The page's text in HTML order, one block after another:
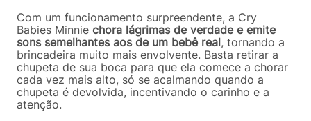
Com um funcionamento surpreendente, a Cry
Babies Minnie chora lágrimas de verdade e emite
sons semelhantes aos de um bebê real, tornando a
brincadeira muito mais envolvente. Basta retirar a
chupeta de sua boca para que ela comece a chorar
cada vez mais alto, só se acalmando quando a
chupeta é devolvida, incentivando o carinho e a
atenção.